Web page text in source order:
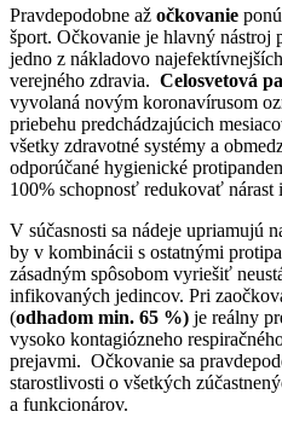
Pravdepodobne až očkovanie
šport. Očkovanie je hlavný nástroj
jedno z nákladovo
verejného zdravia. Celosvetová
vyvolaná novým koronavírusom
priebehu predchádzajúcich
všetky zdravotné systémy a
odporúčané hygienické
100% schopnosť redukovať
V súčasnosti sa nádeje upriamujú
by v kombinácii s ostatnými
zásadným spôsobom vyriešiť
infikovaných jedincov. Pri
(odhadom min. 65 %) je reálny
vysoko kontagiózneho
prejavmi. Očkovanie sa
starostlivosti o všetkých
a funkcionárov.